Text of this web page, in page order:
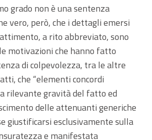
grado non è una sentenza
vero, però, che i dettagli emersi
a rito abbreviato, sono
motivazioni che hanno fatto
di colpevolezza, tra le altre
che “elementi concordi
rilevante gravità del fatto ed
delle attenuanti generiche
giustificarsi esclusivamente sulla
e manifestata